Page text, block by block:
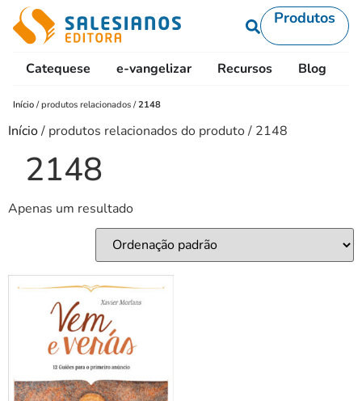
Produtos
Catequese e-vangelizar Recursos Blog
Início /produtos relacionados /2148
Início/ produtos relacionados do produto / 2148
2148
Apenas um resultado